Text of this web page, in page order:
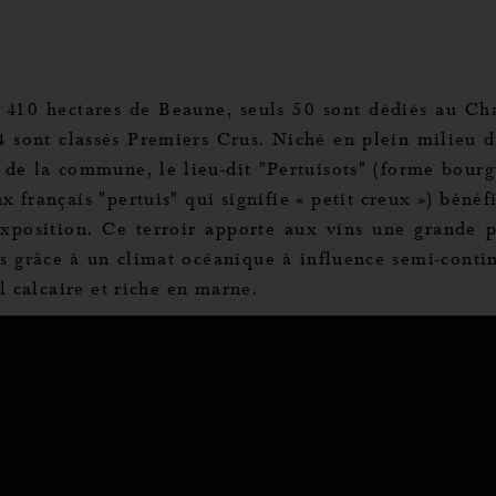
vos Options
hectares de Beaune, seuls 50 sont dédiés au
sont classés Premiers Crus. Niché en plein milieu
de la commune, le lieu-dit "Pertuisots" (forme
français "pertuis" qui signifie « petit creux »)
Ce terroir apporte aux vins une grande
grâce à un climat océanique à influence semi-